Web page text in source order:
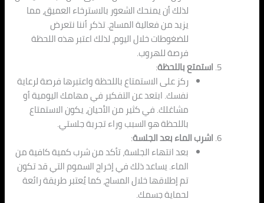
لذلك أن يمنحك الشعور بالاسترخاء العميق، مما
يزيد من فعالية المساج. تذكر أننا نتعرض
للضغوطات خلال اليوم، لذلك اعتبر هذه اللحظة
فرصة للهروب.
استمتع باللحظة:
ركز على الاستمتاع باللحظة واعتبرها فرصة لرعاية
نفسك. ابتعد عن التفكير في مهامك اليومية أو
مشاغلك. في كثير من الأحيان، يكون الاستمتاع
باللحظة هو السبب وراء تجربة جلستي.
اشرب الماء بعد الجلسة:
بعد انتهاء الجلسة، تأكد من شرب كمية كافية من
الماء. يساعد ذلك في إخراج السموم التي قد تكون
تم إطلاقها خلال المساج، كما يُعتبر طريقة رائعة
لحماية جسمك.